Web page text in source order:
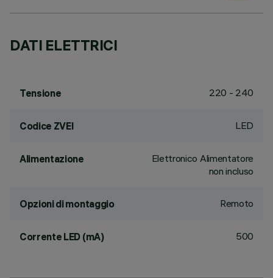
DATI ELETTRICI
Tensione 220 - 240
Codice ZVEI LED
Alimentazione
Elettronico Alimentatore
non incluso
Opzioni di montaggio Remoto
Corrente LED (mA) 500